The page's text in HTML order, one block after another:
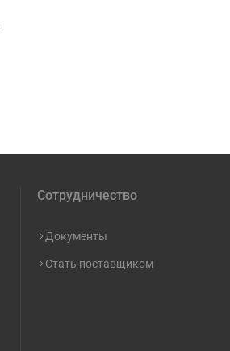
Сотрудничество
Документы
Стать поставщиком